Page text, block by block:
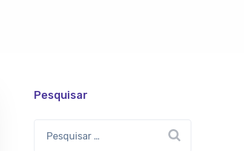
Pesquisar